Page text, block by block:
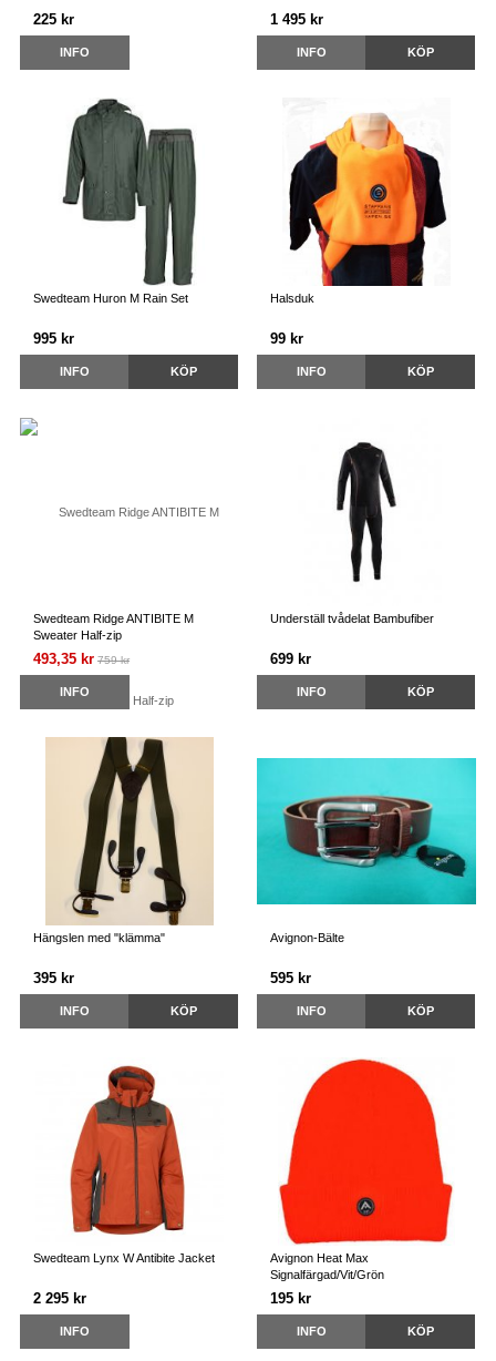
225 kr
INFO
1 495 kr
INFO KÖP
Swedteam Huron M Rain Set
995 kr
INFO KÖP
Halsduk
99 kr
INFO KÖP
Swedteam Ridge ANTIBITE M
Sweater Half-zip
493,35 kr 759 kr
INFO
Underställ tvådelat Bambufiber
699 kr
INFO KÖP
Hängslen med "klämma"
395 kr
INFO KÖP
Avignon-Bälte
595 kr
INFO KÖP
Swedteam Lynx W Antibite Jacket
2 295 kr
INFO
Avignon Heat Max
Signalfärgad/Vit/Grön
195 kr
INFO KÖP